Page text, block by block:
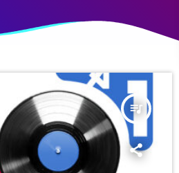
queue_music